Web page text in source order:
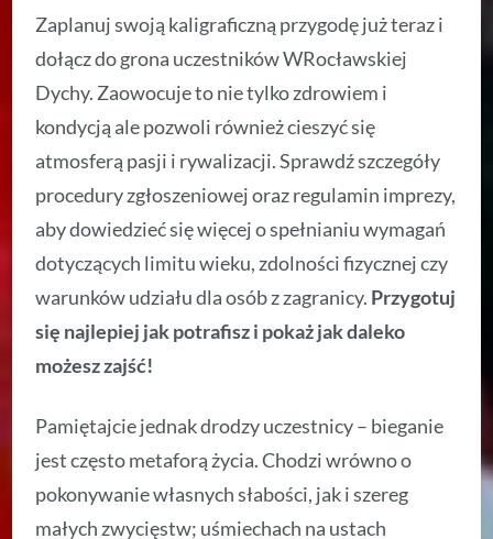
Zaplanuj swoją kaligraficzną przygodę już teraz i
dołącz do grona uczestników WRocławskiej
Dychy. Zaowocuje to nie tylko zdrowiem i
kondycją ale pozwoli również cieszyć się
atmosferą pasji i rywalizacji. Sprawdź szczegóły
procedury zgłoszeniowej oraz regulamin imprezy,
aby dowiedzieć się więcej o spełnianiu wymagań
dotyczących limitu wieku, zdolności fizycznej czy
warunków udziału dla osób z zagranicy. Przygotuj
się najlepiej jak potrafisz i pokaż jak daleko
możesz zajść!
Pamiętajcie jednak drodzy uczestnicy – bieganie
jest często metaforą życia. Chodzi wrówno o
pokonywanie własnych słabości, jak i szereg
małych zwycięstw; uśmiechach na ustach